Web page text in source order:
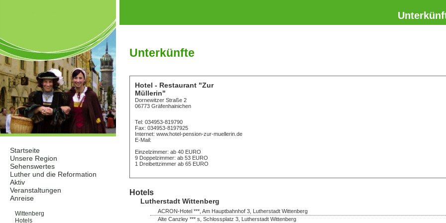
Startseite
Unsere Region
Sehenswertes
Luther und die Reformation
Aktiv
Veranstaltungen
Anreise
Wittenberg
Hotels
Unterkünfte
Hotel - Restaurant "Zur
Müllerin"
Dornewitzer Straße 2
06773 Gräfenhainichen
Tel: 034953-819790
Fax: 034953-8197925
Internet: www.hotel-pension-zur-muellerin.de
E-Mail:
Einzelzimmer: ab 40 EURO
9 Doppelzimmer: ab 53 EURO
1 Dreibettzimmer ab 65 EURO
Hotels
Lutherstadt Wittenberg
ACRON-Hotel ***, Am Hauptbahnhof 3, Lutherstadt Wittenberg
Alte Canzley *** s, Schlossplatz 3, Lutherstadt Wittenberg